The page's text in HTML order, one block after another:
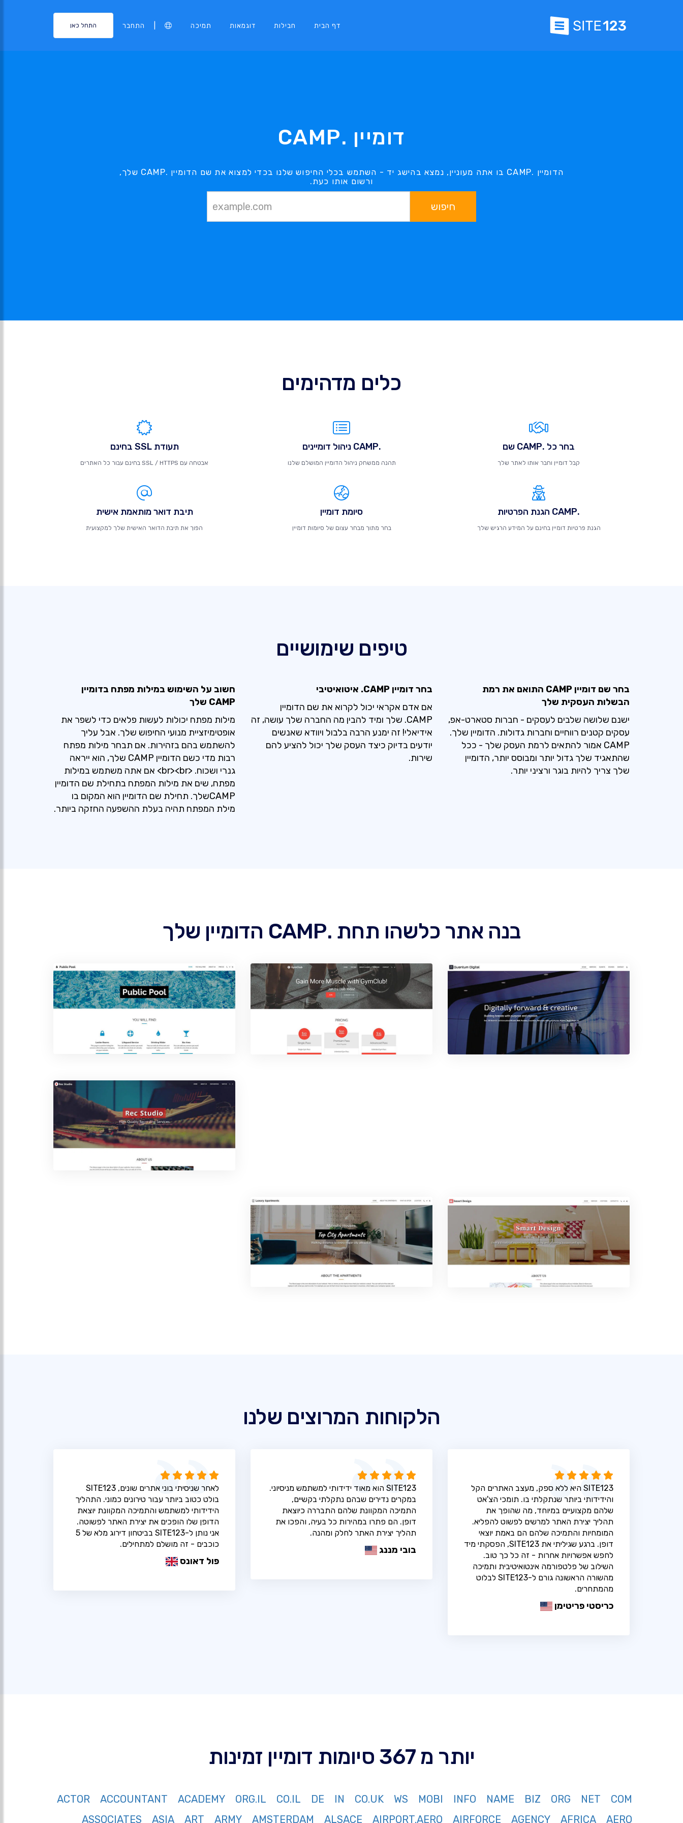
דף הבית חבילות דוגמאות תמיכה התחבר התחל כאן
דומיין .CAMP
הדומיין .CAMP בו אתה מעוניין, נמצא בהישג יד - השתמש בכלי החיפוש שלנו בכדי למצוא את שם הדומיין .CAMP שלך,
ורשום אותו כעת.
חיפוש
כלים מדהימים
בחר כל .CAMP שם
קבל דומיין וחבר אותו לאתר שלך
.CAMP ניהול דומיינים
תהנה ממשחק ניהול הדומיין המושלם שלנו
תעודת SSL בחינם
אבטחה עם SSL / HTTPS בחינם עבור כל האתרים
.CAMP הגנת הפרטיות
הגנת פרטיות דומיין בחינם על המידע הרגיש שלך
סיומת דומיין
בחר מתוך מבחר עצום של סיומות דומיין
תיבת דואר מותאמת אישית
הפוך את תיבת הדואר האישית שלך למקצועית
טיפים שימושיים
בחר שם דומיין CAMP התואם את רמת
הבשלות העסקית שלך
ישנם שלושה שלבים לעסקים - חברות סטארט-אפ,
עסקים קטנים רווחיים וחברות גדולות. הדומיין שלך.
CAMP אמור להתאים לרמת העסק שלך - ככל
שהתאגיד שלך גדול יותר ומבוסס יותר, הדומיין
שלך צריך להיות בוגר ורציני יותר.
בחר דומיין CAMP. איטואיטיבי
אם אדם אקראי יכול לקרוא את שם הדומיין
CAMP. שלך ומיד להבין מה החברה שלך עושה, זה
אידיאלי! זה ימנע הרבה בלבול ויוודא שאנשים
יודעים בדיוק כיצד העסק שלך יכול להציע להם
שירות.
חשוב על השימוש במילות מפתח בדומיין
CAMP שלך
מילות מפתח יכולות לעשות פלאים כדי לשפר את
אופטימיזציית מנועי החיפוש שלך. אבל עליך
להשתמש בהם בזהירות. אם תבחר מילות מפתח
רבות מדי כשם הדומיין CAMP שלך, הוא ייראה
גנרי ושכוח. <br><br> אם אתה משתמש במילות
מפתח, שים את מילות המפתח בתחילת שם הדומיין
CAMPשלך. תחילת שם הדומיין הוא המקום בו
מילת המפתח תהיה בעלת ההשפעה החזקה ביותר.
בנה אתר כלשהו תחת .CAMP הדומיין שלך
הלקוחות המרוצים שלנו
SITE123 היא ללא ספק, מעצב האתרים הקל
והידידותי ביותר שנתקלתי בו. תומכי הצ'אט
שלהם מקצועיים במיוחד, מה שהופך את
תהליך יצירת האתר למרשים לפשוט להפליא.
המומחיות והתמיכה שלהם הם באמת יוצאי
דופן. ברגע שגיליתי את SITE123, הפסקתי מיד
לחפש אפשרויות אחרות - זה כל כך טוב.
השילוב של פלטפורמה אינטואיטיבית ותמיכה
מהשורה הראשונה גורם ל-SITE123 לבלוט
מהמתחרים.
כריסטי פריטימן
SITE123 הוא מאוד ידידותי למשתמש מניסיוני.
במקרים נדירים שבהם נתקלתי בקשיים,
התמיכה המקוונת שלהם התבררה כיוצאת
דופן. הם פתרו במהירות כל בעיה, והפכו את
תהליך יצירת האתר לחלק ומהנה.
בובי מננג
לאחר שניסיתי בוני אתרים שונים, SITE123
בולט כטוב ביותר עבור טירונים כמוני. התהליך
הידידותי למשתמש והתמיכה המקוונת יוצאת
הדופן שלו הופכים את יצירת האתר לפשוטה.
אני נותן ל-SITE123 בביטחון דירוג מלא של 5
כוכבים - זה מושלם למתחילים.
פול דאונס
יותר מ 367 סיומות דומיין זמינות
COM
NET
ORG
BIZ
NAME
INFO
MOBI
WS
CO.UK
IN
DE
CO.IL
ORG.IL
ACADEMY
ACCOUNTANT
ACTOR
AERO
AFRICA
AGENCY
AIRFORCE
AIRPORT.AERO
ALSACE
AMSTERDAM
ARMY
ART
ASIA
ASSOCIATES